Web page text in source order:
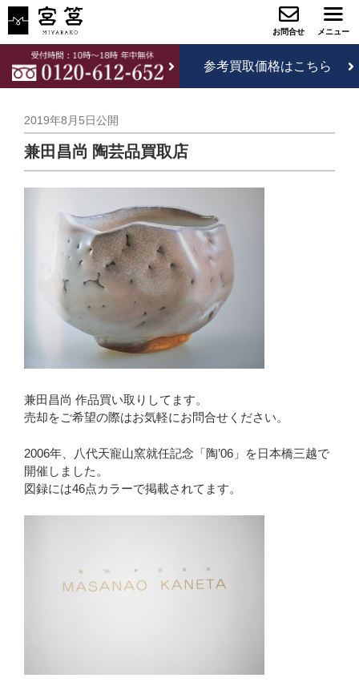
参考買取価格はこちら
2019年8月5日公開
兼田昌尚 陶芸品買取店
兼田昌尚 作品買い取りしてます。
売却をご希望の際はお気軽にお問合せください。
2006年、八代天寵山窯就任記念「陶’06」を日本橋三越で
開催しました。
図録には46点カラーで掲載されてます。